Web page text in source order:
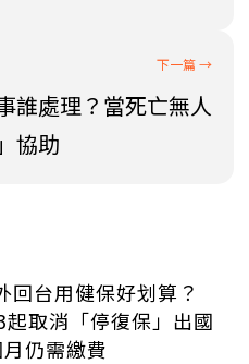
誰處理？當死亡無人
協助
回台用健保好划算？
取消「停復保」出國
仍需繳費